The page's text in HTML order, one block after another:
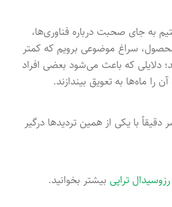
به جای صحبت درباره فناوری‌ها،
سراغ موضوعی برویم که کمتر
دلایلی که باعث می‌شود بعضی افراد
را ماه‌ها به تعویق بیندازند.
با یکی از همین تردیدها درگیر
رزوسیدال تراپی بیشتر بخوانید.